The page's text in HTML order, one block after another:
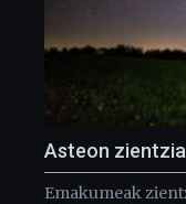
Asteon
Emakumeak